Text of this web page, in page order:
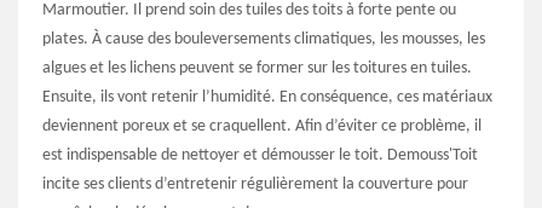
Marmoutier. Il prend soin des tuiles des toits à forte pente ou
plates. À cause des bouleversements climatiques, les mousses, les
algues et les lichens peuvent se former sur les toitures en tuiles.
Ensuite, ils vont retenir l’humidité. En conséquence, ces matériaux
deviennent poreux et se craquellent. Afin d’éviter ce problème, il
est indispensable de nettoyer et démousser le toit. Demouss'Toit
incite ses clients d’entretenir régulièrement la couverture pour